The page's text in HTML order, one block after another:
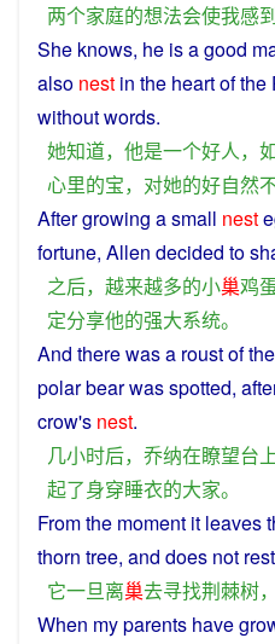
两个家庭的想法会使我感
She knows, he isagood
also nest in the heartofthe
withoutwords.
她知道， 他是一个好人，
心里的宝， 对她的好自然
Aftergrowing asmall nest
fortune, Allen decided to
之后， 越来越多的小巢鸡
定分享他的强大系统。
And there wasa roust of the
polar bear wasspotted,
crow's nest.
几小时后， 乔纳在瞭望台
起了身穿睡衣的大家。
Fromthe moment it leaves
thorn tree, and does not rest
它一旦离巢去寻找荆棘树，
When myparents have